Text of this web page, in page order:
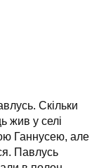
Скільки
жив у селі
Ганнусею, але
Павлусь